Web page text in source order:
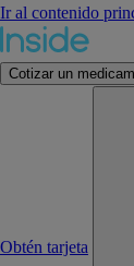
Ir al contenido
Cotizar un
Obtén tarjeta